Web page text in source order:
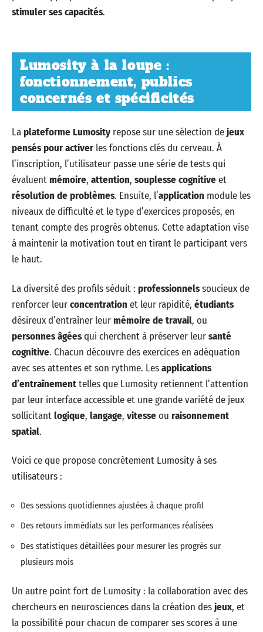
stimuler ses capacités.
Lumosity à la loupe :
fonctionnement, publics
concernés et spécificités
Laplateforme Lumosity repose sur une sélection dejeux
pensés pour activerles fonctions clés du cerveau. À
l’inscription, l’utilisateur passe une série de tests qui
évaluentmémoire, attention, souplesse cognitiveet
résolution de problèmes. Ensuite, l’application module les
niveaux de difficulté et le type d’exercices proposés, en
tenant compte des progrès obtenus. Cette adaptation vise
à maintenir la motivation tout en tirant le participant vers
le haut.
La diversité des profils séduit : professionnelssoucieux de
renforcer leurconcentration et leur rapidité, étudiants
désireux d’entraîner leurmémoire de travail, ou
personnes âgéesqui cherchent à préserver leursanté
cognitive. Chacun découvre des exercices en adéquation
avec ses attentes et son rythme. Lesapplications
d’entraînementtelles que Lumosity retiennent l’attention
par leur interface accessible et une grande variété de jeux
sollicitantlogique, langage, vitesseou raisonnement
spatial.
Voici ce que propose concrètement Lumosity à ses
utilisateurs :
Des sessions quotidiennes ajustées à chaque profil
Des retours immédiats sur les performances réalisées
Des statistiques détaillées pour mesurer les progrès sur
plusieurs mois
Un autre point fort de Lumosity : la collaboration avec des
chercheurs en neurosciences dans la création desjeux, et
la possibilité pour chacun de comparer ses scores à une